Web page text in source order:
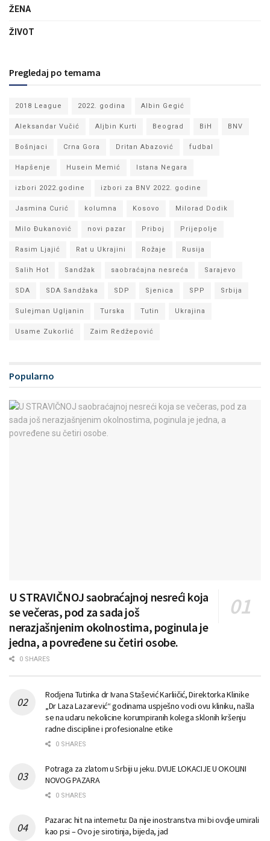
ŽENA
ŽIVOT
Pregledaj po temama
2018 League 2022. godina Albin Gegić
Aleksandar Vučić Aljbin Kurti Beograd BiH BNV
Bošnjaci Crna Gora Dritan Abazović fudbal
Hapšenje Husein Memić Istana Negara
izbori 2022.godine izbori za BNV 2022. godine
Jasmina Curić kolumna Kosovo Milorad Dodik
Milo Đukanović novi pazar Priboj Prijepolje
Rasim Ljajić Rat u Ukrajini Rožaje Rusija
Salih Hot Sandžak saobraćajna nesreća Sarajevo
SDA SDA Sandžaka SDP Sjenica SPP Srbija
Sulejman Ugljanin Turska Tutin Ukrajina
Usame Zukorlić Zaim Redžepović
Popularno
U STRAVIČNOJ saobraćajnoj nesreći koja
se večeras, pod za sada još
nerazjašnjenim okolnostima, poginula je
jedna, a povređene su četiri osobe.
0 SHARES
Rodjena Tutinka dr Ivana Stašević Karliičić, Direktorka Klinike
„Dr Laza Lazarević“ godinama uspješno vodi ovu kliniku, našla
se na udaru nekolicine korumpiranih kolega sklonih kršenju
radne discipline i profesionalne etike
0 SHARES
Potraga za zlatom u Srbiji u jeku. DVIJE LOKACIJE U OKOLINI
NOVOG PAZARA
0 SHARES
Pazarac hit na internetu: Da nije inostranstva mi bi ovdje umirali
kao psi – Ovo je sirotinja, bijeda, jad